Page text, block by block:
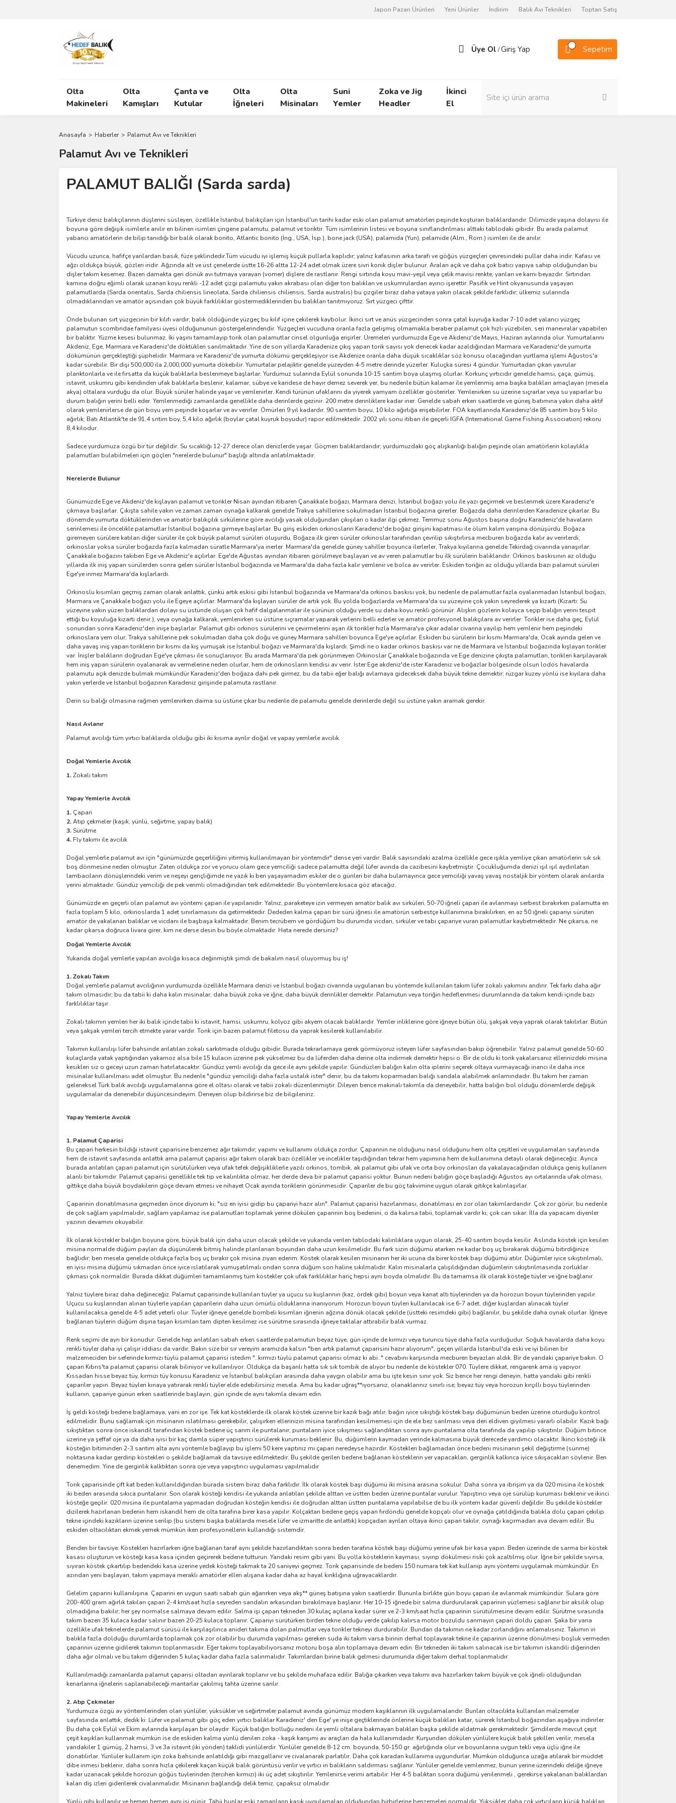
Japon Pazarı Ürünleri Yeni Ürünler İndirim Balık Avı Teknikleri Toptan Satış
Üye Ol /Giriş Yap Sepetim
Olta
Makineleri
Olta
Kamışları
Çanta ve
Kutular
Olta
İğneleri
Olta
Misinaları
Suni
Yemler
Zoka ve Jig
Headler
İkinci
El
Anasayfa Haberler Palamut Avı ve Teknikleri
Palamut Avı ve Teknikleri
PALAMUT BALIĞI (Sarda sarda)
Türkiye deniz balıkçılarının düşlerini süsleyen, özellikle İstanbul balıkçıları için İstanbul'un tarihi kadar eski olan palamut amatörleri peşinde koşturan balıklardandır. Dilimizde yaşına dolayısı ile
boyuna göre değişik isimlerle anılır en bilinen isimleri çingene palamutu, palamut ve toriktir. Tüm isimlerinin listesi ve boyuna sınıflandırılması alttaki tablodaki gibidir. Bu arada palamut
yabancı amatörlerin de bilip tanıdığı bir balık olarak bonito, Atlantic bonito (İng., USA, İsp.), bone jack (USA), palamida (Yun), pelamide (Alm., Rom.) isimleri ile de anılır.
Vücudu uzunca, hafifçe yanlardan basık, füze şeklindedir.Tüm vücudu iyi işlemiş küçük pullarla kaplıdır; yalnız kafasının arka tarafı ve göğüs yüzgeçleri çevresindeki pullar daha iridir. Kafası ve
ağzı oldukça büyük, gözleri iridir. Ağzında alt ve üst çenelerde üstte 16-26 altta 12-24 adet olmak üzere sivri konik dişler bulunur. Araları açık ve daha çok batıcı yapıya sahip olduğundan bu
dişler takım kesemez. Bazen damakta geri dönük avı tutmaya yarayan (vomer) dişlere de rastlanır. Rengi sırtında koyu mavi-yeşil veya çelik mavisi renkte, yanları ve karnı beyazdır. Sırtından
karnına doğru eğimli olarak uzanan koyu renkli -12 adet çizgi palamutu yakın akrabası olan diğer ton balıkları ve uskumrulardan ayırıcı işerettir. Pasifik ve Hint okyanusunda yaşayan
palamutlarda (Sarda orientalis, Sarda chiliensis lineolata, Sarda chiliensis chiliensis, Sarda australis) bu çizgiler biraz daha yataya yakın olacak şekilde farklıdır; ülkemiz sularında
olmadıklarından ve amatör açısından çok büyük farklılıklar göstermediklerinden bu balıkları tanıtmıyoruz. Sırt yüzgeci çifttir.
Önde bulunan sırt yüzgecinin bir kılıfı vardır; balık öldüğünde yüzgeç bu kılıf içine çekilerek kaybolur. İkinci sırt ve anüs yüzgecinden sonra çatal kuyruğa kadar 7-10 adet yalancı yüzgeç
palamutun scombridae familyası üyesi olduğununun göstergelerindendir. Yüzgeçleri vucuduna oranla fazla gelişmiş olmamakla beraber palamut çok hızlı yüzebilen, seri manevralar yapabilen
bir balıktır. Yüzme kesesi bulunmaz. İki yaşını tamamlayıp torik olan palamutlar cinsel olgunluğa erişirler. Üremeleri yurdumuzda Ege ve Akdeniz'de Mayıs, Haziran aylarında olur. Yumurtalarını
Akdeniz, Ege, Marmara ve Karadeniz'de döktükleri sanılmaktadır. Yine de son yıllarda Karadenize çıkış yapan torik sayısı yok denecek kadar azaldığından Marmara ve Karadeniz'de yumurta
dökümünün gerçekleştiği şüphelidir. Marmara ve Karadeniz'de yumurta dökümü gerçekleşiyor ise Akdenize oranla daha düşük sıcaklıklar söz konusu olacağından yurtlama işlemi Ağustos'a
kadar sürebilir. Bir dişi 500,000 ila 2,000,000 yumurta dökebilir. Yumurtalar pelajiktir genelde yüzeyden 4-5 metre derinde yüzerler. Kuluçka süresi 4 gündür. Yumurtadan çıkan yavrular
planktonlarla ve ile fırsatta da küçük balıklarla beslenmeye başlarlar. Yurdumuz sularında Eylül sonunda 10-15 santim boya ulaşmış olurlar. Korkunç yırtıcıdır genelde hamsi, çaça, gümüş,
istavrit, uskumru gibi kendinden ufak balıklarla beslenir, kalamar, sübye ve karidese de hayır demez severek yer, bu nedenle bütün kalamar ile yemlenmiş ama başka balıkları amaçlayan (mesela
akya) oltalara vurduğu da olur. Büyük sürüler halinde yaşar ve yemlenirler. Kendi türünün ufaklarını da yiyerek yamyam özellikler gösterirler. Yemlenirken su üzerine sıçrarlar veya su yaparlar bu
durum balığın yerini belli eder. Yemlenmediği zamanlarda genellikle daha derinlerde gezinir. 200 metre derinliklere kadar iner. Genelde sabah erken saatlerde ve güneş batımına yakın daha aktif
olarak yemlenirlerse de gün boyu yem peşinde koşarlar ve av verirler. Ömürleri 9 yıl kadardır. 90 samtim boyu, 10 kilo ağırlığa erişebilirler. FOA kayıtlarında Karadeniz'de 85 santim boy 5 kilo
ağırlık; Batı Atlantik'te de 91,4 sntim boy, 5,4 kilo ağırlık (boylar çatal kuyruk boyudur) rapor edilmektedir. 2002 yılı sonu itibarı ile geçerli IGFA (International Game Fishing Association) rekoru
8,4 kilodur.
Sadece yurdumuza özgü bir tür değildir. Su sıcaklığı 12-27 derece olan denizlerde yaşar. Göçmen balıklardandır; yurdumuzdaki göç alışkanlığı balığın peşinde olan amatörlerin kolaylıkla
palamutları bulabilmeleri için göçleri "nerelerde bulunur" başlığı altında anlatılmaktadır.
Nerelerde Bulunur
Günümüzde Ege ve Akdeniz'de kışlayan palamut ve torikler Nisan ayından itibaren Çanakkale boğazı, Marmara denizi, İstanbul boğazı yolu ile yazı geçirmek ve beslenmek üzere Karadeniz'e
çıkmaya başlarlar. Çıkışta sahile yakın ve zaman zaman oynağa kalkarak genelde Trakya sahillerine sokulmadan İstanbul boğazına girerler. Boğazda daha derinlerden Karadenize çıkarlar. Bu
dönemde yumurta döktüklerinden ve amatör balıkçılık sirkülerine göre avcılığı yasak olduğundan çıkışıları o kadar ilgi çekmez. Temmuz sonu Ağustos başına doğru Karadeniz'de havaların
serinlemesi ile öncelikle palamutlar İstanbul boğazına girmeye başlarlar. Bu giriş eskiden orkinosların Karadeniz'de boğaz girişini kapatması ile ölüm kalım yarışına dönüşürdü. Boğaza
giremeyen sürülere katılan diğer sürüler ile çok büyük palamut sürüleri oluşurdu. Boğaza ilk giren sürüler orkinoslar tarafından çevrilip sıkıştırlırsa mecburen boğazda kalır av verirlerdi;
orkinoslar yoksa sürüler boğazda fazla kalmadan süratle Marmara'ya inerler. Marmara'da genelde güney sahiller boyunca ilerlerler, Trakya kıyılarına genelde Tekirdağ civarında yanaşırlar.
Çanakkale boğazını takiben Ege ve Akdeniz'e açılırlar. Ege'de Ağustas ayından itibaren görülmeye başlayan ve av veren palamutlar bu ilk sürülerin balıklarıdır. Orkinos baskısının az olduğu
yıllarda ilk iniş yapan sürülerden sonra gelen sürüler İstanbul boğazında ve Marmara'da daha fazla kalır yemlenir ve bolca av verirler. Eskiden toriğin az olduğu yıllarda bazı palamut sürüleri
Ege'ye inmez Marmara'da kışlarlardı.
Orkinoslu kısımları geçmiş zaman olarak anlattık, çünkü artık eskisi gibi İstanbul boğazında ve Marmara'da orkinos baskısı yok, bu nedenle de palamutlar fazla oyalanmadan İstanbul boğazı,
Marmara ve Çanakkale boğazı yolu ile Egeye açılırlar. Marmara'da kışlayan sürüler de artık yok. Bu yolda boğazlarda ve Marmara'da su yüzeyine çok yakın seyrederek ya kızartı (Kızartı: Su
yüzeyine yakın yüzen balıklardan dolayı su üstünde oluşan çok hafif dalgalanmalar ile sürünün olduğu yerde su daha koyu renkli görünür. Alışkın gözlerin kolayca seçip balığın yerini tespit
ettiği bu koyuluğa kızartı denir.), veya oynağa kalkarak, yemlenirken su üstüne sıçramalar yaparak yerlerini belli ederler ve amatör profesyonel balıkçılara av verirler. Torikler ise daha geç, Eylül
sonundan sonra Karadeniz'den inişe başlarlar. Palamut gibi orkinos sürülerini ve çevirmelerini aşan ilk torikler hızla Marmara'ya çıkar adalar civarına yayılıp hem yemlenir hem peşindeki
orkinoslara yem olur, Trakya sahillerine pek sokulmadan daha çok doğu ve güney Marmara sahilleri boyunca Ege'ye açılırlar. Eskiden bu sürülerin bir kısmı Marmara'da, Ocak ayında gelen ve
daha yavaş iniş yapan toriklerin bir kısmı da kış yumuşak ise İstanbul boğazı ve Marmara'da kışlardı. Şimdi ne o kadar orkinos baskısı var ne de Marmara ve İstanbul boğazında kışlayan torikler
var. İnişler balıkların doğrudan Ege'ye çıkması ile sonuçlanıyor. Bu arada Marmara'da pek görünmeyen Orkinoslar Çanakkale boğazında ve Ege denizine çıkışta palamutları, torikleri karşılayarak
hem iniş yapan sürülerin oyalanarak av vermelerine neden olurlar, hem de orkinosların kendisi av verir. İster Ege akdeniz'de ister Karadeniz ve boğazlar bölgesinde olsun lodos havalarda
palamutu açık denizde bulmak mümkündür Karadeniz'den boğaza dahi pek girmez, bu da tabii eğer balığı avlamaya gideceksek daha büyük tekne demektir; rüzgar kuzey yönlü ise kıyılara daha
yakın yerlerde ve İstanbul boğazının Karadeniz girişinde palamuta rastlanır.
Derin su balığı olmasına rağmen yemlenirken daima su üstüne çıkar bu nedenle de palamutu genelde derinlerde değil su üstüne yakın aramak gerekir.
Nasıl Avlanır
Palamut avcılığı tüm yırtıcı balıklarda olduğu gibi iki kısıma ayrılır doğal ve yapay yemlerle avcılık.
Doğal Yemlerle Avcılık
1.Zokalı takım
Yapay Yemlerle Avcılık
1. Çapari
2.Atıp çekmeler (kaşık, yünlü, seğirtme, yapay balık)
3.Sürütme
4. Fly takımı ile avcılık
Doğal yemlerle palamut avı için "günümüzde geçerliliğini yitirmiş kullanılmayan bir yöntemdir" dense yeri vardır. Balık sayısındaki azalma özellikle gece ışıkla yemliye çıkan amatörlerin sık sık
boş dönmesine neden olmuştur. Zaten oldukça zor ve yorucu olam gece yemciliği sadece palamutta değil lüfer avında da cazibesini kaybetmiştir. Çocukluğumda denizi ışıl ışıl aydınlatan
lambacıların dönüşlerindeki verim ve neşeyi gençliğimde ne yazık ki ben yaşayamadım eskiler de o günleri bir daha bulamayınca gece yemciliği yavaş yavaş nostaljik bir yöntem olarak anılarda
yerini almaktadır. Gündüz yemciliği de pek verimli olmadığından terk edilmektedir. Bu yöntemlere kısaca göz atacağız.
Günümüzde en geçerli olan palamut avı yöntemi çapari ile yapılanıdır. Yalnız, paraketeye izin vermeyen amatör balık avı sirküleri, 50-70 iğneli çapari ile avlanmayı serbest bırakırken palamutta en
fazla toplam 5 kilo, orkinoslarda 1 adet sınırlamasını da getirmektedir. Dededen kalma çapari bir sürü iğnesi ile amatörün serbestçe kullanımına bırakılırken, en az 50 iğneli çapariyi sürüten
amatör de yakalanan balıklar ve vicdanı ile başbaşa kalmaktadır. Benim tecrübem ve gördüğüm bu durumda vicdan, sirküler ve tabi çapariye vuran palamutlar kaybetmektedir. Ne çıkarsa, ne
kadar çıkarsa doğruca livara girer, kim ne derse desin bu böyle olmaktadır. Hata nerede dersiniz?
Doğal Yemlerle Avcılık
Yukarıda doğal yemlerle yapılan avcılığa kısaca değinmiştik şimdi de bakalım nasıl oluyormuş bu iş!
1. Zokalı Takım
Doğal yemlerle palamut avcılığının yurdumuzda özellikle Marmara denizi ve İstanbul boğazı civarında uygulanan bu yöntemde kullanılan takım lüfer zokalı yakımını andırır. Tek farkı daha ağır
takım olmasıdır; bu da tabii ki daha kalın misinalar, daha büyük zoka ve iğne, daha büyük derinlikler demektir. Palamutun veya toriğin hedeflenmesi durumlarında da takım kendi içinde bazı
farklılıklar taşır.
Zokalı takımın yemleri her iki balık içinde tabii ki istavrit, hamsi, uskumru, kolyoz gibi akyem olacak balıklardır. Yemler iriliklerine göre iğneye bütün ölü, şakşak veya yaprak olarak takılırlar. Bütün
veya şakşak yemleri tercih etmekte yarar vardır. Torik için bazen palamut filetosu da yaprak kesilerek kullanılabilir.
Takımın kullanılışı lüfer bahsinde anlatılan zokalı sarkıtmada olduğu gibidir. Burada tekrarlamaya gerek görmüyoruz isteyen lüfer sayfasından bakıp öğrenebilir. Yalnız palamut genelde 50-60
kulaçlarda yatak yaptığından yakamoz alsa bile 15 kulacın üzerine pek yükselmez bu da lüferden daha derine olta indirmek demektir hepsi o. Bir de oldu ki torik yakalarsanız ellerinizdeki misina
kesikleri siz o geceyi uzun zaman hatırlatacaktır. Gündüz yemli avcılığı da gece ile aynı şekilde yapılır. Gündüzleri balığın kalın olta iplerini seçerek oltaya vurmayacağı inancı ile daha ince
misinalar kullanılması adet olmuştur. Bu nedenle "gündüz yemciliği daha fazla ustalık ister" denir, bu da takımı koparmadan balığı sandala alabilmek anlamındadır. Bu takım her zaman
geleneksel Türk balık avcılığı uygulamalarına göre el oltası olarak ve tabii zokalı düzenlenmiştir. Dileyen bence makinalı takımla da deneyebilir, hatta balığın bol olduğu dönemlerde değişik
uygulamalar da denenebilir düşüncesindeyim. Deneyen olup bildirirse biz de bilgileniriz.
Yapay Yemlerle Avcılık
1. Palamut Çaparisi
Bu çapari herkesin bildiği istavrit çaparisine benzemez ağır takımdır; yapımı ve kullanımı oldukça zordur. Çaparinin ne olduğunu nasıl olduğunu hem olta çeşitleri ve uygulamaları sayfasında
hem de istavrit sayfasında anlattık ama palamut çaparisi ağır takım olarak bazı özellikler ve incelikler taşıdığından tekrar hem yapımına hem de kullanımına detaylı olarak değineceğiz. Ayrıca
burada anlatılan çapari palamut için sürütülürken veya ufak tefek değişikliklerle yazılı orkinos, tombik, ak palamut gibi ufak ve orta boy orkinosları da yakalayacağından oldukça geniş kullanım
alanlı bir takımdır. Palamut çaparisi genellikle tek tip ve kalınlıkta olmaz, her derde deva bir palamut çaparisi yoktur. Bunun nedeni balığın göçe başladığı Ağustos ayı ortalarında ufak olması,
gittikçe daha büyük boydakilerin göçe devam etmesi ve nihayet Ocak ayında toriklerin görünmesidir. Çapariler de bu göç takvimine uygun olarak gitikçe kalınlaşırlar.
Çaparinin donatılmasına geçmeden önce diyorum ki; "siz en iyisi gidip bu çapariyi hazır alın". Palamut çaparisi hazırlanması, donatılması en zor olan takımlardandır. Çok zor görür, bu nedenle
de çok sağlam yapılmalıdır, sağlam yapılamaz ise palamutları toplamak yerine dökülen çaparinin boş bedenini, o da kalırsa tabii, toplamak vardır ki; çok can sıkar. İlla da yapacam diyenler
yazının devamını okuyabilir.
İlk olarak köstekler balığın boyuna göre, büyük balık için daha uzun olacak şekilde ve yukarıda verilen tablodaki kalınlıklara uygun olarak, 25-40 santim boyda kesilir. Aslında köstek için kesilen
misina normalde düğüm payları da düşünülerek bitmiş halinde planlanan boyundan daha uzun kesilmelidir. Bu fark sizin düğümü atarken ne kadar boş uç bırakarak düğümü bitirdiğinize
bağlıdır; ben mesela genelde oldukça fazla boş uç bırakır çok misina ziyan ederim. Köstek olarak kesilen misinanın her iki ucuna da birer köstek başı düğümü atılır. Düğümler iyice sıkıştırılmalı,
en iyisi misina düğümü sıkmadan önce iyice ıslatılarak yumuşatılmalı ondan sonra düğüm son haline sıkılmalıdır. Kalın misinalarla çalışıldığından düğümlerin sıkıştırılmasında zorluklar
çıkması çok normaldir. Burada dikkat düğümleri tamamlanmış tüm köstekler çok ufak farklılıklar hariç hepsi aynı boyda olmalıdır. Bu da tamamsa ilk olarak kösteğe tüyler ve iğne bağlanır.
Yalnız tüylere biraz daha değineceğiz. Palamut çaparisinde kullanılan tüyler ya uçucu su kuşlarının (kaz, ördek gibi) boyun veya kanat altı tüylerinden ya da horozun boyun tüylerinden yapılır.
Uçucu su kuşlarından alınan tüylerle yapılan çaparilerin daha uzun ömürlü olduklarına inanıyorum. Horozun boyun tüyleri kullanılacak ise 6-7 adet, diğer kuşlardan alınacak tüyler
kullanılacaksa genelde 4-5 adet yeterli olur. Tüyler iğneye genelde bombeli kısımları iğnenin ağzına dönük olacak şekilde (üstteki resimdeki gibi) bağlanılır, bu şekilde daha oynak olurlar. İğneye
bağlanan tüylerin düğüm dışına taşan kısımları tam dipten kesilmez ise sürütme sırasında iğneye taklalar attırabilir balık vurmaz.
Renk seçimi de ayrı bir konudur. Genelde hep anlatılan sabah erken saatlerde palamutun beyaz tüye, gün içinde de kırmızı veya turuncu tüye daha fazla vurduğudur. Soğuk havalarda daha koyu
renkli tüyler daha iyi çalışır iddiası da vardır. Bakın size bir sır vereyim aramızda kalsın "ben artık palamut çaparisini hazır alıyorum", geçen yıllarda İstanbul'da eski ve iyi bilinen bir
malzemeciden bir seferinde kırmızı tüylü palamut çaparisi istedim "..kırmızı tüylü palamut çaparisi olmaz ki abi.." cevabını karşısında mecburen beyazları aldık. Bir de yandaki çapariye bakın. O
çapari Kıbrıs'ta palamut çaparisi olarak biliniyor ve kullanılıyor. Oldukça da başarılı hatta sık sık tombik de alıyor bu nedenle de köstekler 070. Tüylere dikkat, rengarenk ama iş yapıyor.
Kıssadan hisse beyaz tüy, kırmızı tüy konusu Karadeniz ve İstanbul balıkçıları arasında daha yaygın olabilir ama bu işte kesin sınır yok. Siz bence her rengi deneyin, hatta yandaki gibi renkli
çapariler yapın. Beyaz tüyleri kınaya yatırarak renkli tüyler elde edebilirsiniz mesela. Ama bu kadar uğraş**ıyorsanız, olanaklarınız sınırlı ise; beyaz tüy veya horozun kırçıllı boyu tüylerinden
kullanın, çapariye günün erken saatlerinde başlayın, gün içinde de aynı takımla devam edin.
İş geldi kösteği bedene bağlamaya, yani en zor işe. Tek kat kösteklerde ilk olarak köstek üzerine bir kazık bağı atılır, bağın iyice sıkıştığı köstek başı düğümünün beden üzerine oturduğu kontrol
edilmelidir. Bunu sağlamak için misinanın ıslatılması gerekebilir, çalışırken ellerinizin misina tarafından kesilmemesi için de ele bez sarılması veya deri eldiven giyilmesi yararlı olabilir. Kazık bağı
sıkıştıktan sonra önce iskandil tarafından köstek bedene üç sarım ile puntalanır, puntaların iyice sıkışmesı sağlandıktan sonra aynı puntalama olta tarafında da yapılıp sıkıştırılır. Düğüm bitince
üzerine ya şeffaf oje ya da daha iyisi bir kaç damla süper yapıştırıcı sürülerek kuruması beklenir. Bu, düğümlerin kaymadan yerinde kalmasına büyük derecede yardımcı olacaktır. İkinci kösteği ilk
kösteğin bitiminden 2-3 santim alta aynı yöntemle bağlayıp bu işlemi 50 kere yaptınız mı çapari neredeyse hazırdır. Köstekleri bağlamadan önce bedeni misinanın şekil değiştirme (sünme)
noktasına kadar gerdirip köstekleri o şekilde bağlamak da tavsiye edilmektedir. Bu şekilde gerilen bedene bağlanan kösteklerin yer yapacakları, gerginlik kalkınca iyice sıkışacakları söylenir. Ben
denemedim. Yine de gerginlik kalktıktan sonra oje veya yapıştırıcı uygulaması yapılmalıdır
Torik çaparisinde çift kat beden kullanıldığından burada sistem biraz daha farklıdır. İlk olarak köstek başı düğümü iki misina arasına sokulur. Daha sonra ya ibrişim ya da 020 misina ile köstek
iki beden arasında sıkıca puntalanır. Son olarak kösteği kendisi ile yukarıda anlatılan şekilde alttan ve üstten beden üzerine puntalar vurulur. Yapıştırıcı veya oje sürülüp kuruması beklenir ve ikinci
kösteğe geçilir. 020 misina ile puntalama yapmadan doğrudan kösteğin kendisi ile doğrudan alttan üstten puntalama yapılabilse de bu ilk yöntem kadar güvenli değildir. Bu şekilde köstekler
dizilerek hazırlanan bedenin hem iskandil hem de olta tarafına birer kasa yapılır. Kolçaktan bedene geçiş yapan fırdöndü genelde kopçalı olur ve oynağa çatıldığında balıkla dolu çapari çekilip
tekne içindeki kazıkların üzerine serilip (bu sistemi başka balıklarda mesele lüfer ve izmaritte de anlattık) kopçadan ayrılan oltaya ikinci çapari takılır, oynağı kaçırmadan ava devam edilir. Bu
eskiden oltacılıktan ekmek yemek mümkün iken profesyonellerin kullandığı sistemdir.
Benden bir tavsiye: Köstekleri hazırlarken iğne bağlanan taraf aynı şekilde hazırlandıktan sonra beden tarafına köstek başı düğümü yerine ufak bir kasa yapın. Beden üzerinde de sarma bir köstek
kasası oluşturun ve kösteği kasa kasa içinden geçirerek bedene tutturun. Yandaki resim gibi yani. Bu yolla kösteklerin kayması, sıyırıp dökülmesi riski çok azaltılmış olur. İğne bir şekilde sıyırsa,
sıyıran köstek çıkartılıp bedendeki kasa üzerine yedek kösteği takmak ta 20 saniyeyi geçmez. Torik çaparisinde de bedeni 150 numara tek kat kullanıp aynı yöntemi uygulamak mümkündür. En
azından yeni başlayan, takım yapmaya meraklı amatörler elleri alışana kadar daha az hayal kırıklığına uğrayacaklardır.
Gelelim çaparini kullanılışına. Çaparini en uygun saati sabah gün ağarırken veya akş** güneş batışına yakın saatlerdir. Bununla birlikte gün boyu çapari ile avlanmak mümkündür. Sulara göre
200-400 gram ağırlık takılan çapari 2-4 km/saat hızla seyreden sandalın arkasından bırakılmaya başlanır. Her 10-15 iğnede bir salma durdurularak çaparinin yüzlemesi sağlanır bir aksilik olup
olmadığına bakılır; her şey normalse salmaya devam edilir. Salma işi çapari tekneden 30 kulaç açılana kadar sürer ve 2-3 km/saat hızla çaparinin sürütülmesine devam edilir. Sürütme sırasında
takım bazen 35 kulaca kadar salınır bazen 20-25 kulaca toplanır. Çapariyi sürütürken birden tekne olduğu yerde çakılıp kalırsa motor bozuldu sanmayın çapari doldu çapari. Şaka bir yana
özellikle ufak teknelerde palamut sürüsü ile karşılaşılınca aniden takıma dolan palmutlar veya torikler tekneyi durdurabilir. Bundan da takımın ne kadar zorlandığını anlamalısınız. Takımın iri
balıkla fazla dolduğu durumlarda toplamak çok zor olabilir bu durumda yapılması gereken suda iki takım varsa birinin derhal toplayarak tekne ile çaparinin üzerine dönülmesi boşluk vermeden
çaparinin üzerine gidilerek takımın toplanmasıdır. Eğer takımı toplayabiliyorsanız motoru boşa alın toplamaya devam edin. Bir tekneden iki takım salınacak ise bir takımın iskandili diğerinden
daha ağır olmalı ve bu takım diğerinden 5 kulaç kadar daha fazla salınmalıdır. Takımlardan birine balık gelmesi durumunda diğer takım derhal toplanmalıdır.
Kullanılmadığı zamanlarda palamut çaparisi oltadan ayırılarak toplanır ve bu şekilde muhafaza edilir. Balığa çıkarken veya takımı ava hazırlarken takım büyük ve çok iğneli olduğundan
kenarlarına iğnelerin saplanabileceği mantarlar çakılmış tahta üzerine sarılır.
2. Atıp Çekmeler
Yurdumuza özgü av yöntemlerinden olan yünlüler, yüksükler ve seğirtmeler palamut avında günümüz modern kaşıklarının ilk uygulamalarıdır. Bunları oltacılıkta kullanılan malzemeler
sayfasında anlattık, dedik ki: Lüfer ve palamut gibi göç eden yırtıcı balıklar Karadeniz' den Ege' ye inişe geçtiklerinde önlerine küçük balıkları katar, sürerek İstanbul boğazından aşağıya indirirler.
Bu daha çok Eylül ve Ekim aylarında karşılaşan bir olaydır. Küçük balığın bolluğu nedeni ile yemli oltalara bakmayan balıkları başka şekilde aldatmak gerekmektedir. Şimdilerde mevcut çeşit
çeşit kaşıkları kullanmak mümkün ise de eskiden kalma yünlü denilen zoka - kaşık karışımı av araçları da hala kullanımdadır. Kurşundan dökülen yünlülere küçük balık şekilleri verilir, mesela
yandakiler 1 gümüş, 2 hamsi, 3 ve 3a istavrit (iki yönden) taklidi yünlülerdir. Yünlüler genelde 8-12 cm. boyunda, 50-150 gr. ağırlığında olur ve boyunlarına uygun tekli veya üçlü iğne ile
donatılırlar. Yünlüler kullanım için zoka bahsinde anlatıldığı gibi mazgallanır ve civalanarak parlatılır. Daha çok karadan kullanıma uygundurlar. Mümkün olduğunca uzağa atılarak bir müddet
dibe inmesi beklenir, daha sonra hızla çekilerek kaçan küçük balık görüntüsü verilir ve yırtıcı iri balıkların saldırması sağlanır. Yünlüler genelde yemlenmez, bunun yerine üzerindeki deliğe iğneye
kadar uzanacak şekilde horozun göğüs tüylerinden (tercihen kırmızı) iki üç adet sıkıştırılır. Yemlenirse verimi artabilir. Her 4-5 balıktan sonra düğümü yenilenmeli , gerekirse yakalanan balıklardan
kalan diş izleri giderilerek civalanmalıdır. Misinanın bağlandığı delik temiz, çapaksız olmalıdır.